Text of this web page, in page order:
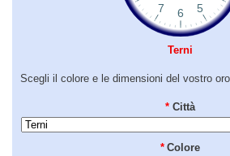
Terni
Scegli il colore e le dimensioni del vostro
* Città
* Colore